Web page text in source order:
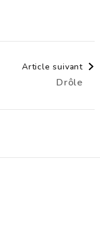
Article suivant
Drôle